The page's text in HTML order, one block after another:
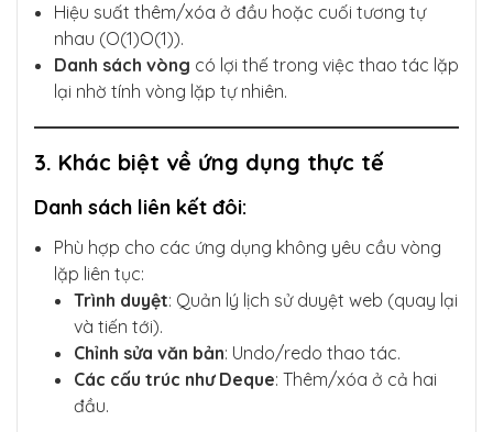
Hiệu suất thêm/xóa ở đầu hoặc cuối tương tự
nhau (O(1)O(1)).
Danh sách vòng có lợi thế trong việc thao tác lặp
lại nhờ tính vòng lặp tự nhiên.
3. Khác biệt về ứng dụng thực tế
Danh sách liên kết đôi:
Phù hợp cho các ứng dụng không yêu cầu vòng
lặp liên tục:
Trình duyệt: Quản lý lịch sử duyệt web (quay lại
và tiến tới).
Chỉnh sửa văn bản: Undo/redo thao tác.
Các cấu trúc như Deque: Thêm/xóa ở cả hai
đầu.